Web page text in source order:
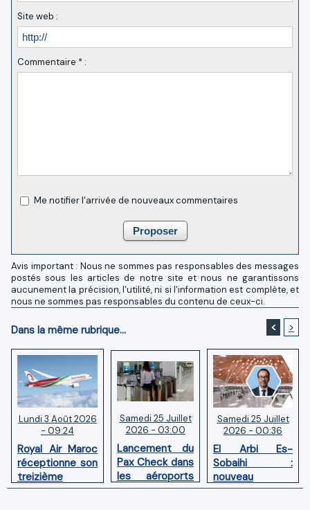
Site web :
Commentaire * :
Me notifier l'arrivée de nouveaux commentaires
Avis important : Nous ne sommes pas responsables des messages
postés sous les articles de notre site et nous ne garantissons
aucunement la précision, l'utilité, ni si l'information est complète, et
nous ne sommes pas responsables du contenu de ceux-ci.
Dans la même rubrique... < >
Lundi 3 Août 2026
- 09:24
Royal Air Maroc
réceptionne son
treizième
Boeing 787
Samedi 25 Juillet
2026 - 03:00
Lancement du
Pax Check dans
les aéroports
du Maroc
Samedi 25 Juillet
2026 - 00:36
El Arbi Es-
Sobaihi :
nouveau
directeur à la